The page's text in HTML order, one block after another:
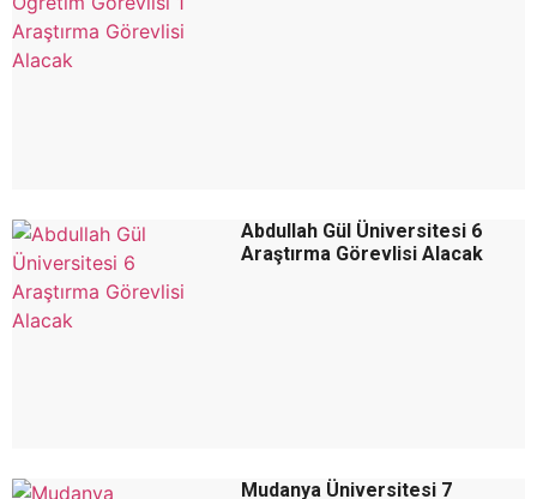
Abdullah Gül Üniversitesi 6
Araştırma Görevlisi Alacak
Mudanya Üniversitesi 7